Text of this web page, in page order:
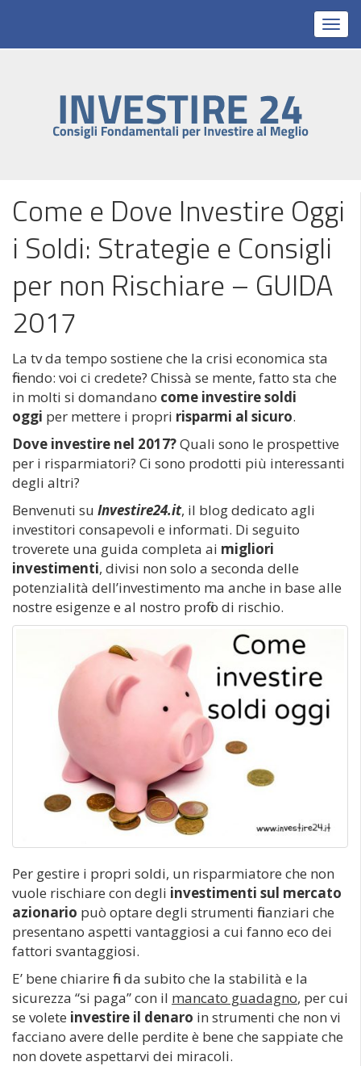
Come e Dove Investire Oggi
i Soldi: Strategie e Consigli
per non Rischiare – GUIDA
2017
La tv da tempo sostiene che la crisi economica sta
finendo: voi ci credete? Chissà se mente, fatto sta che
in molti si domandano come investire soldi
oggi per mettere i propri risparmi al sicuro.
Dove investire nel 2017?Quali sono le prospettive
per i risparmiatori? Ci sono prodotti più interessanti
degli altri?
Benvenuti su Investire24.it, il blog dedicato agli
investitori consapevoli e informati. Di seguito
troverete una guida completa ai migliori
investimenti, divisi non solo a seconda delle
potenzialità dell’investimento ma anche in base alle
nostre esigenze e al nostro profilo di rischio.
Per gestire i propri soldi, un risparmiatore che non
vuole rischiare con degli investimenti sul mercato
azionario può optare degli strumenti finanziari che
presentano aspetti vantaggiosi a cui fanno eco dei
fattori svantaggiosi.
E’ bene chiarire fin da subito che la stabilità e la
sicurezza “si paga” con il mancato guadagno, per cui
se volete investire il denaro in strumenti che non vi
facciano avere delle perdite è bene che sappiate che
non dovete aspettarvi dei miracoli.